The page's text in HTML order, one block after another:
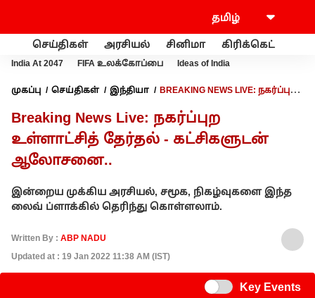
செய்திகள் அரசியல் சினிமா கிரிக்கெட்
India At 2047 FIFA உலக்கோப்பை Ideas of India
முகப்பு செய்திகள் இந்தியா
BREAKING NEWS LIVE: நகர்ப்புற
Breaking News Live: நகர்ப்புற
உள்ளாட்சித் தேர்தல் - கட்சிகளுடன்
ஆலோசனை..
இன்றைய முக்கிய அரசியல், சமூக, நிகழ்வுகளை இந்த
லைவ் ப்ளாக்கில் தெரிந்து கொள்ளலாம்.
Written By : ABP NADU
Updated at : 19 Jan 2022 11:38 AM (IST)
Key Events